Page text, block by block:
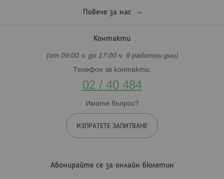
Повече за нас
Контакти
(от 09:00 ч. до 17:00 ч. в работни дни)
Телефон за контакти:
02 / 40 484
Имате въпрос?
ИЗПРАТЕТЕ ЗАПИТВАНЕ
Абонирайте се за онлайн бюлетин